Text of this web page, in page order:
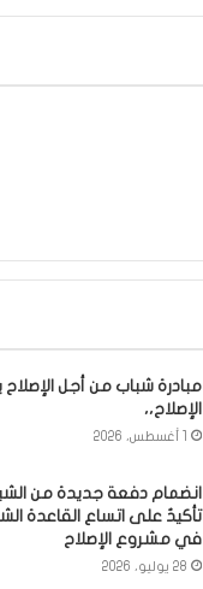
مبادرة شباب من أجل
الإصلاح،،
انضمام دفعة جديدة من
تأكيدٌ على اتساع القاعدة
في مشروع الإصلاح
28 يوليو، 2026